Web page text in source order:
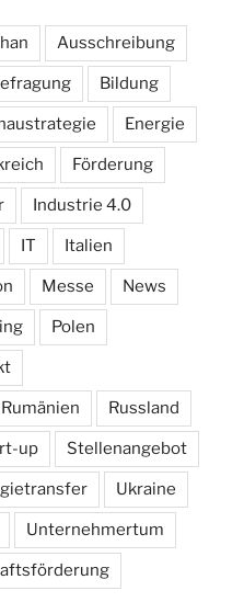
Ausschreibung
Bildung
Energie
Förderung
Industrie 4.0
IT Italien
Messe News
Polen
Rumänien Russland
up Stellenangebot
Ukraine
Unternehmertum